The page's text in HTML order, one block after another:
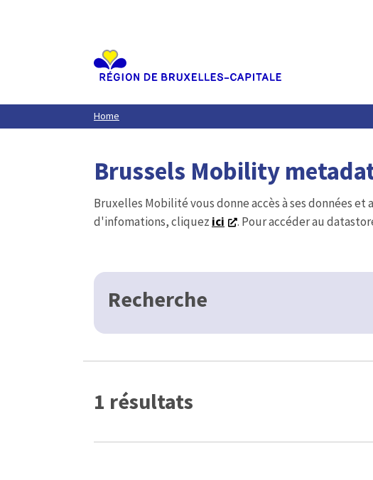
Home
Brussels Mobility
Bruxelles Mobilité vous donne accès à ses données
d'infomations, cliquez ici . Pour accéder au
Recherche
1 résultats